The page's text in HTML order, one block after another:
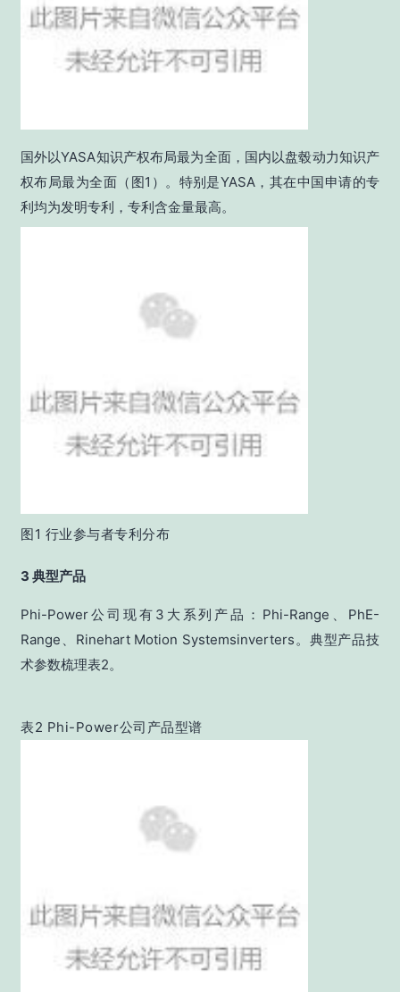
国外以YASA知识产权布局最为全面，国内以盘毂动力知识产
权布局最为全面（图1）。特别是YASA，其在中国申请的专
利均为发明专利，专利含金量最高。
图1 行业参与者专利分布
3 典型产品
Phi-Power公司现有3大系列产品：Phi-Range、PhE-
Range、Rinehart Motion Systemsinverters。典型产品技
术参数梳理表2。
表2 Phi-Power公司产品型谱